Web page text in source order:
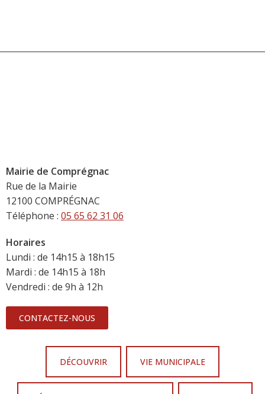
Mairie de Comprégnac
Rue de la Mairie
12100 COMPRÉGNAC
Téléphone : 05 65 62 31 06
Horaires
Lundi : de 14h15 à 18h15
Mardi : de 14h15 à 18h
Vendredi : de 9h à 12h
CONTACTEZ-NOUS
DÉCOUVRIR VIE MUNICIPALE